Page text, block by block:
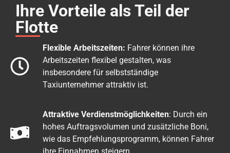
Ihre Vorteile als Teil der
Flotte
Flexible Arbeitszeiten: Fahrer können ihre
Arbeitszeiten flexibel gestalten, was
insbesondere für selbstständige
Taxiunternehmer attraktiv ist.
Attraktive Verdienstmöglichkeiten: Durch ein
hohes Auftragsvolumen und zusätzliche Boni,
wie das Empfehlungsprogramm, können Fahrer